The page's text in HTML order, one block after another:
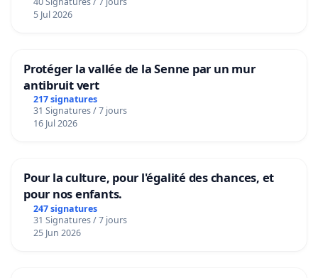
5 Jul 2026
Protéger la vallée de la Senne par un mur
antibruit vert
217 signatures
31 Signatures / 7 jours
16 Jul 2026
Pour la culture, pour l'égalité des chances, et
pour nos enfants.
247 signatures
31 Signatures / 7 jours
25 Jun 2026